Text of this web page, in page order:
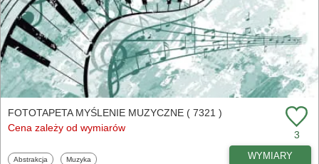
FOTOTAPETA MYŚLENIE MUZYCZNE ( 7321 )
Cena zależy od wymiarów
3
Fototapety
Abstrakcja Fototapety
Muzyka WYMIARY